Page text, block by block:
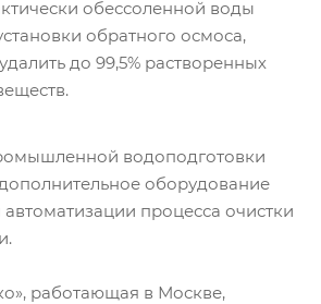
обессоленной воды
обратного осмоса,
до 99,5% растворенных
водоподготовки
оборудование
процесса очистки
работающая в Москве,